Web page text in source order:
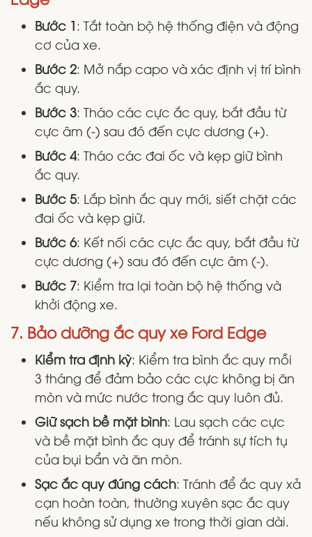
Bước 1: Tắt toàn bộ hệ thống điện và động
cơ của xe.
Bước 2: Mở nắp capo và xác định vị trí bình
ắc quy.
Bước 3: Tháo các cực ắc quy, bắt đầu từ
cực âm (-) sau đó đến cực dương (+).
Bước 4: Tháo các đai ốc và kẹp giữ bình
ắc quy.
Bước 5: Lắp bình ắc quy mới, siết chặt các
đai ốc và kẹp giữ.
Bước 6: Kết nối các cực ắc quy, bắt đầu từ
cực dương (+) sau đó đến cực âm (-).
Bước 7: Kiểm tra lại toàn bộ hệ thống và
khởi động xe.
7. Bảo dưỡng ắc quy xe Ford Edge
Kiểm tra định kỳ: Kiểm tra bình ắc quy mỗi
3 tháng để đảm bảo các cực không bị ăn
mòn và mức nước trong ắc quy luôn đủ.
Giữ sạch bề mặt bình: Lau sạch các cực
và bề mặt bình ắc quy để tránh sự tích tụ
của bụi bẩn và ăn mòn.
Sạc ắc quy đúng cách: Tránh để ắc quy xả
cạn hoàn toàn, thường xuyên sạc ắc quy
nếu không sử dụng xe trong thời gian dài.